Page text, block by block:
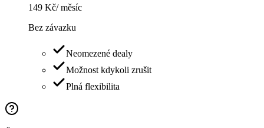
149 Kč/měsíc
Bez závazku
Neomezené dealy
Možnost kdykoli zrušit
Plná flexibilita